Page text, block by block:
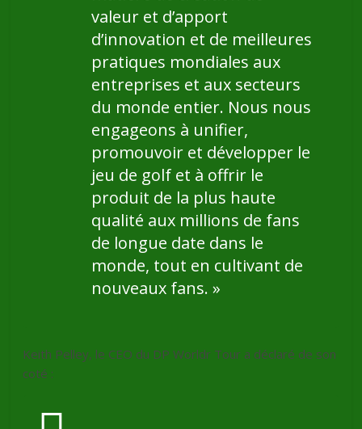
valeur et d’apport
d’innovation et de meilleures
pratiques mondiales aux
entreprises et aux secteurs
du monde entier. Nous nous
engageons à unifier,
promouvoir et développer le
jeu de golf et à offrir le
produit de la plus haute
qualité aux millions de fans
de longue date dans le
monde, tout en cultivant de
nouveaux fans.»
Keith Pelley, le CEO du DP Worldr Tour a déclaré de son
coté :